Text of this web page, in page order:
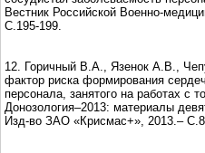
Вестник Российской Военно-
С.195-199.
12. Горичный В.А., Язенок А.В.,
фактор риска формирования
персонала, занятого на работах с
Донозология–2013: материалы
Изд-во ЗАО «Крисмас+», 2013.–